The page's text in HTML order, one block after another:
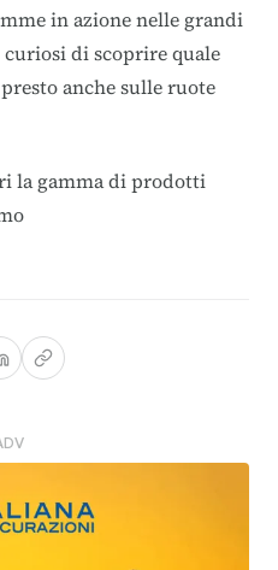
in azione nelle grandi
di scoprire quale
anche sulle ruote
la gamma di prodotti